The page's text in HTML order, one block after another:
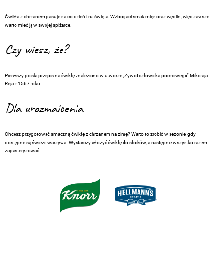
Ćwikła z chrzanem pasuje na co dzień i na święta. Wzbogaci smak mięs oraz wędlin, więc zawsze
warto mieć ją w swojej spiżarce.
Czy wiesz, że?
Pierwszy polski przepis na ćwikłę znaleziono w utworze „Żywot człowieka poczciwego” Mikołaja
Reja z 1567 roku.
Dla urozmaicenia
Chcesz przygotować smaczną ćwikłę z chrzanem na zimę? Warto to zrobić w sezonie, gdy
dostępne są świeże warzywa. Wystarczy włożyć ćwikłę do słoików, a następnie wszystko razem
zapasteryzować.